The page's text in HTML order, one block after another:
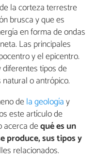
la corteza terrestre
brusca y que es
en forma de ondas
Las principales
y el epicentro.
tipos de
o antrópico.
dela geologíay
este artículo de
acerca dequé es un
produce, sus tipos y
relacionados.